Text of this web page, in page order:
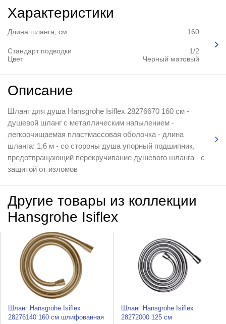
Характеристики
Длина шланга, см 160
Стандарт подводки
1/2
Цвет
Черный матовый
Описание
Шланг для душа Hansgrohe Isiflex 28276670 160 см -
душевой шланг с металлическим напылением -
легкоочищаемая пластмассовая оболочка - длина
шланга: 1,6 м - со стороны душа упорный подшипник,
предотвращающий перекручивание душевого шланга - с
защитой от изломов
Другие товары из коллекции
Hansgrohe Isiflex
Шланг Hansgrohe Isiflex
28276140 160 см шлифованная
Шланг Hansgrohe Isiflex
28272000 125 см